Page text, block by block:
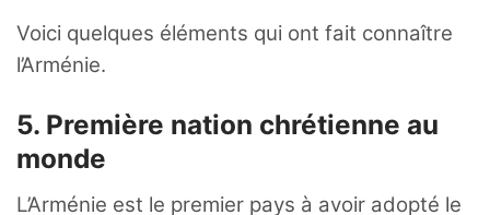
Voici quelques éléments qui ont fait connaître
l’Arménie.
5. Première nation chrétienne au
monde
L’Arménie est le premier pays à avoir adopté le